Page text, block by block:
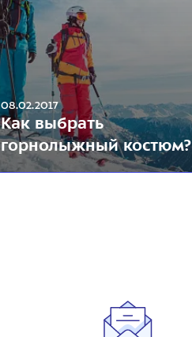
08.02.2017
Как выбрать
горнолыжный костюм?